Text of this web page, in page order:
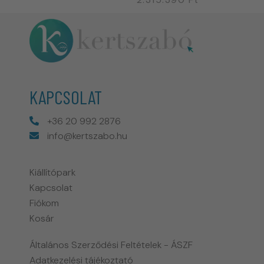
KAPCSOLAT
+36 20 992 2876
info@kertszabo.hu
Kiállítópark
Kapcsolat
Fiókom
Kosár
Általános Szerződési Feltételek - ÁSZF
Adatkezelési tájékoztató